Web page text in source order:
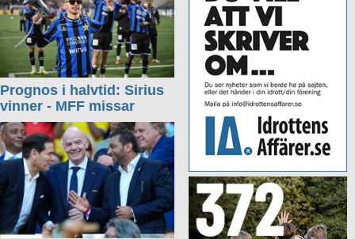
Prognos i halvtid: Sirius
vinner - MFF missar